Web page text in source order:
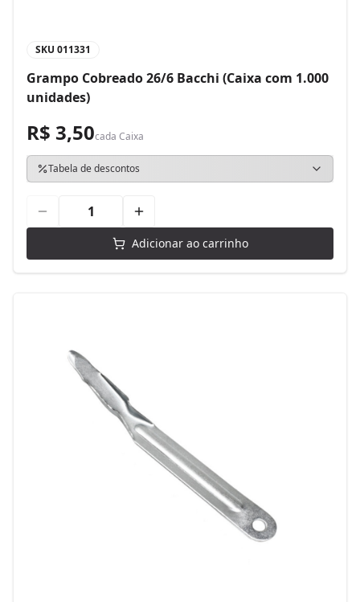
SKU 011331
Grampo Cobreado 26/6 Bacchi (Caixa com 1.000
unidades)
R$ 3,50cada Caixa
Tabela de descontos
Adicionar ao carrinho